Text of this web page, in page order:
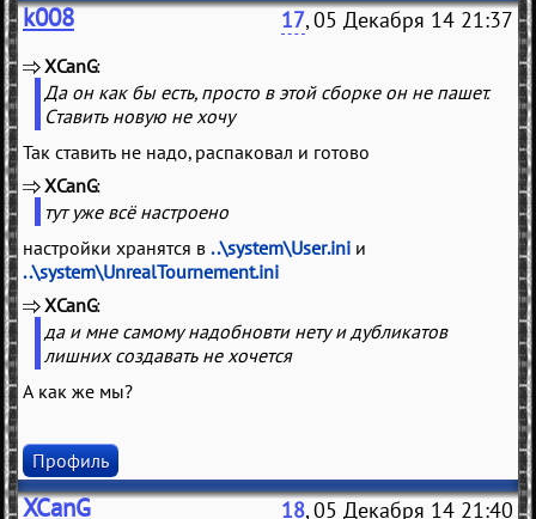
k008 17, 05 Декабря 14 21:37
XCanG
Да он как бы есть, просто в этой сборке он не пашет.
Ставить новую не хочу
Так ставить не надо, распаковал и готово
XCanG
тут уже всё настроено
настройки хранятся в ..\system\User.ini и
..\system\UnrealTournement.ini
XCanG
да и мне самому надобновти нету и дубликатов
лишних создавать не хочется
А как же мы?
Профиль
XCanG 18, 05 Декабря 14 21:40